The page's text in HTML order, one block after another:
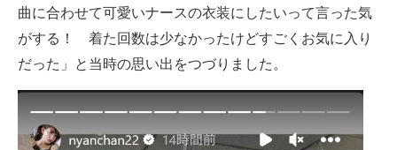
曲に合わせて可愛いナースの衣装にしたいって言った気
がする！ 着た回数は少なかったけどすごくお気に入り
だった」と当時の思い出をつづりました。